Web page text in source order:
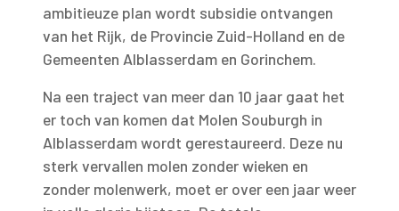
ambitieuze plan wordt subsidie ontvangen
van het Rijk, de Provincie Zuid-Holland en de
Gemeenten Alblasserdam en Gorinchem.
Na een traject van meer dan 10 jaar gaat het
er toch van komen dat Molen Souburgh in
Alblasserdam wordt gerestaureerd. Deze nu
sterk vervallen molen zonder wieken en
zonder molenwerk, moet er over een jaar weer